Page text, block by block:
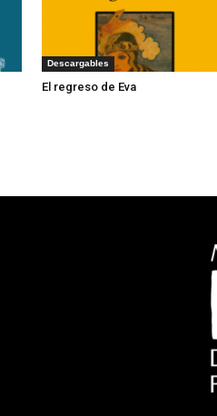
Descargables
El regreso de Eva